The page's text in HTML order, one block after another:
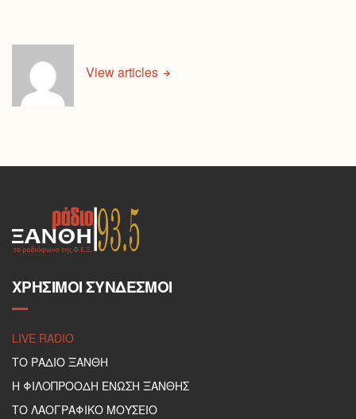
View articles
ΧΡΉΣΙΜΟΙ ΣΎΝΔΕΣΜΟΙ
LIVE RADIO
ΤΟ ΡΑΔΙΟ ΞΑΝΘΗ
Η ΦΙΛΟΠΡΟΟΔΗ ΕΝΩΣΗ ΞΑΝΘΗΣ
ΤΟ ΛΑΟΓΡΑΦΙΚΟ ΜΟΥΣΕΙΟ